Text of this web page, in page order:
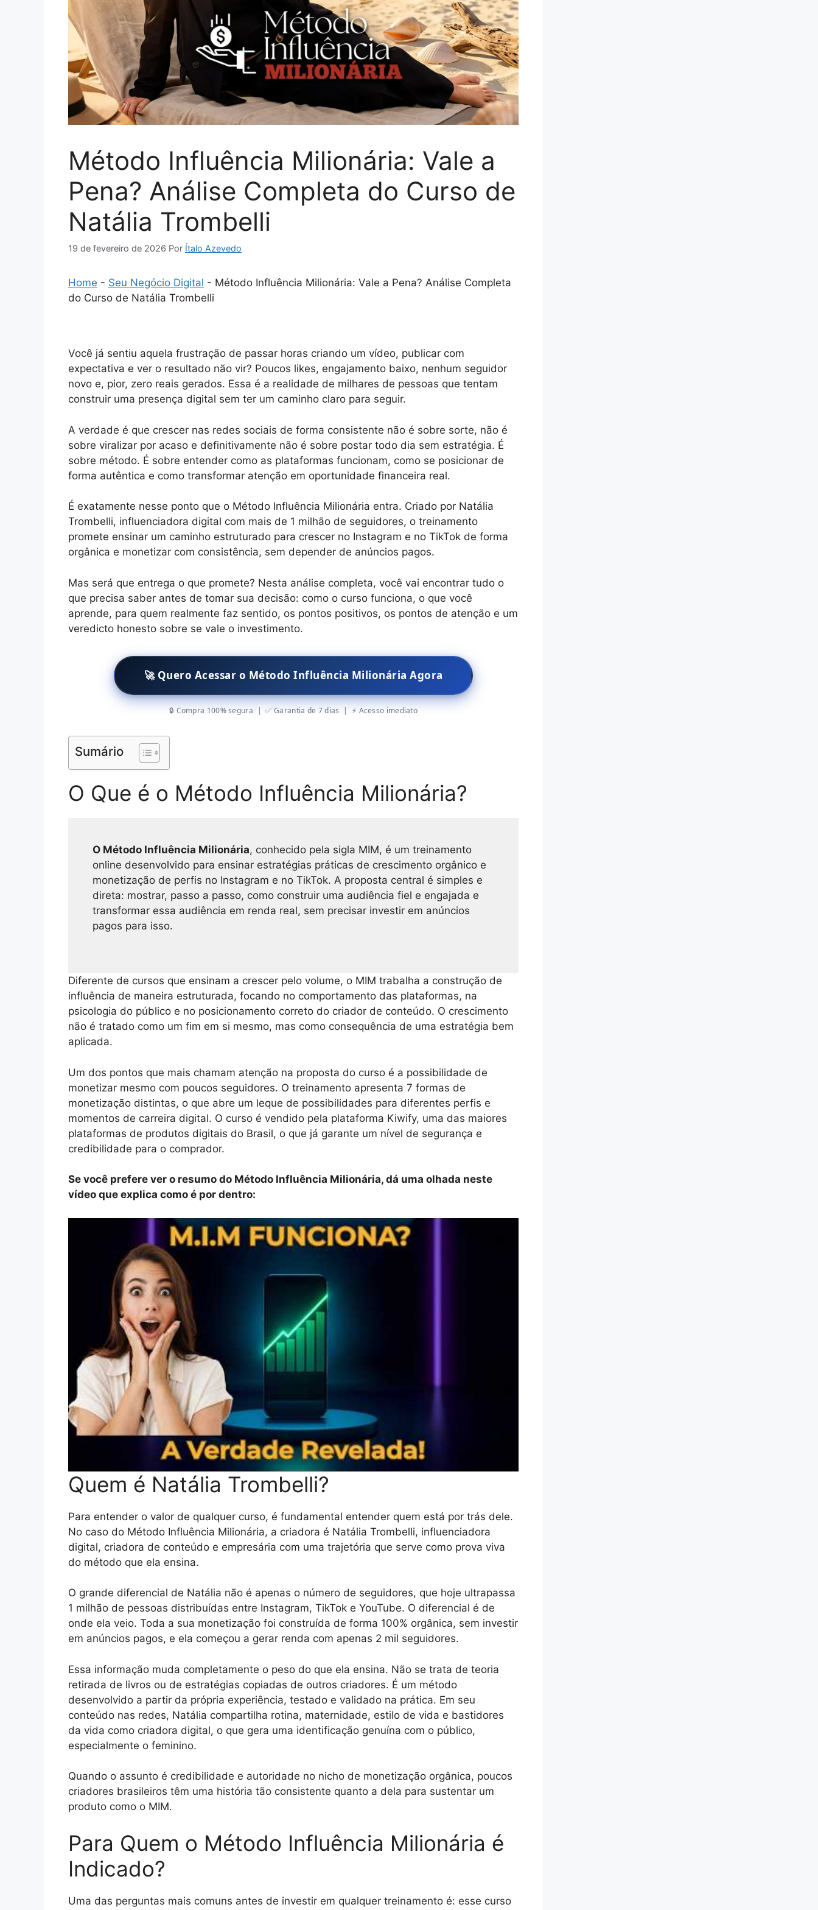
Método Influência Milionária: Vale a
Pena? Análise Completa do Curso de
Natália Trombelli
19 de fevereiro de 2026 Por Ítalo Azevedo
Home - Seu Negócio Digital - Método Influência Milionária: Vale a Pena? Análise Completa
do Curso de Natália Trombelli
Você já sentiu aquela frustração de passar horas criando um vídeo, publicar com
expectativa e ver o resultado não vir? Poucos likes, engajamento baixo, nenhum seguidor
novo e, pior, zero reais gerados. Essa é a realidade de milhares de pessoas que tentam
construir uma presença digital sem ter um caminho claro para seguir.
A verdade é que crescer nas redes sociais de forma consistente não é sobre sorte, não é
sobre viralizar por acaso e definitivamente não é sobre postar todo dia sem estratégia. É
sobre método. É sobre entender como as plataformas funcionam, como se posicionar de
forma autêntica e como transformar atenção em oportunidade financeira real.
É exatamente nesse ponto que o Método Influência Milionária entra. Criado por Natália
Trombelli, influenciadora digital com mais de 1 milhão de seguidores, o treinamento
promete ensinar um caminho estruturado para crescer no Instagram e no TikTok de forma
orgânica e monetizar com consistência, sem depender de anúncios pagos.
Mas será que entrega o que promete? Nesta análise completa, você vai encontrar tudo o
que precisa saber antes de tomar sua decisão: como o curso funciona, o que você
aprende, para quem realmente faz sentido, os pontos positivos, os pontos de atenção e um
veredicto honesto sobre se vale o investimento.
🚀 Quero Acessar o Método Influência Milionária Agora
🔒 Compra 100% segura | ✅ Garantia de 7 dias | ⚡ Acesso imediato
Sumário
O Que é o Método Influência Milionária?
O Método Influência Milionária, conhecido pela sigla MIM, é um treinamento
online desenvolvido para ensinar estratégias práticas de crescimento orgânico e
monetização de perfis no Instagram e no TikTok. A proposta central é simples e
direta: mostrar, passo a passo, como construir uma audiência fiel e engajada e
transformar essa audiência em renda real, sem precisar investir em anúncios
pagos para isso.
Diferente de cursos que ensinam a crescer pelo volume, o MIM trabalha a construção de
influência de maneira estruturada, focando no comportamento das plataformas, na
psicologia do público e no posicionamento correto do criador de conteúdo. O crescimento
não é tratado como um fim em si mesmo, mas como consequência de uma estratégia bem
aplicada.
Um dos pontos que mais chamam atenção na proposta do curso é a possibilidade de
monetizar mesmo com poucos seguidores. O treinamento apresenta 7 formas de
monetização distintas, o que abre um leque de possibilidades para diferentes perfis e
momentos de carreira digital. O curso é vendido pela plataforma Kiwify, uma das maiores
plataformas de produtos digitais do Brasil, o que já garante um nível de segurança e
credibilidade para o comprador.
Se você prefere ver o resumo do Método Influência Milionária, dá uma olhada neste
vídeo que explica como é por dentro:
Quem é Natália Trombelli?
Para entender o valor de qualquer curso, é fundamental entender quem está por trás dele.
No caso do Método Influência Milionária, a criadora é Natália Trombelli, influenciadora
digital, criadora de conteúdo e empresária com uma trajetória que serve como prova viva
do método que ela ensina.
O grande diferencial de Natália não é apenas o número de seguidores, que hoje ultrapassa
1 milhão de pessoas distribuídas entre Instagram, TikTok e YouTube. O diferencial é de
onde ela veio. Toda a sua monetização foi construída de forma 100% orgânica, sem investir
em anúncios pagos, e ela começou a gerar renda com apenas 2 mil seguidores.
Essa informação muda completamente o peso do que ela ensina. Não se trata de teoria
retirada de livros ou de estratégias copiadas de outros criadores. É um método
desenvolvido a partir da própria experiência, testado e validado na prática. Em seu
conteúdo nas redes, Natália compartilha rotina, maternidade, estilo de vida e bastidores
da vida como criadora digital, o que gera uma identificação genuína com o público,
especialmente o feminino.
Quando o assunto é credibilidade e autoridade no nicho de monetização orgânica, poucos
criadores brasileiros têm uma história tão consistente quanto a dela para sustentar um
produto como o MIM.
Para Quem o Método Influência Milionária é
Indicado?
Uma das perguntas mais comuns antes de investir em qualquer treinamento é: esse curso